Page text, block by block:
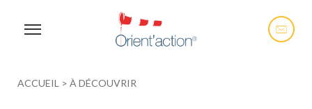
ACCUEIL > À DÉCOUVRIR